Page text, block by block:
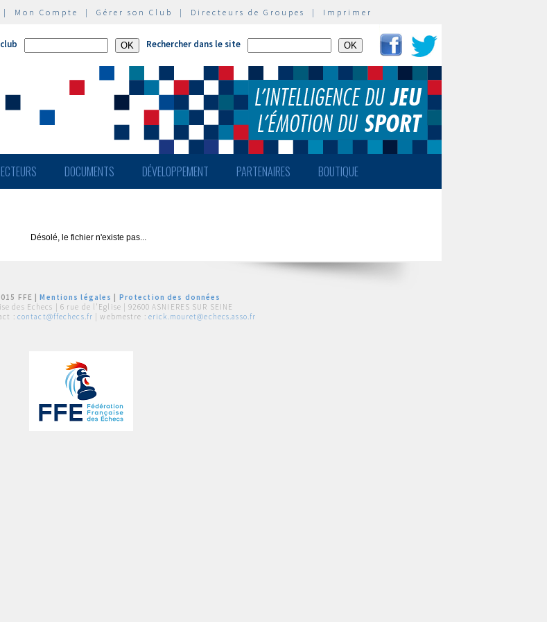
| Mon Compte | Gérer son Club | Directeurs de Groupes | Imprimer
Rechercher dans le site
DOCUMENTS DÉVELOPPEMENT PARTENAIRES BOUTIQUE
Désolé, le fichier n'existe pas...
FFE |Mentions légales
Protection des données
des Echecs | 6 rue de l'Eglise | 92600 ASNIERES SUR SEINE
: contact@ffechecs.fr | webmestre : erick.mouret@echecs.asso.fr